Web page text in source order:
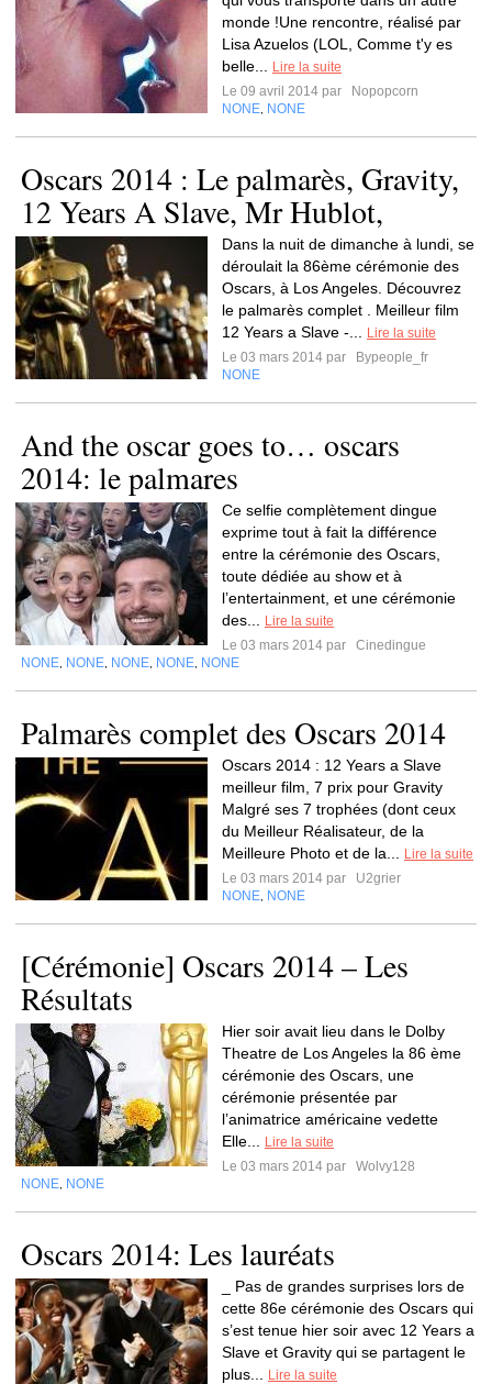
monde !Une rencontre, réalisé par
Lisa Azuelos (LOL, Comme t'y es
belle...
Lire la suite
Le 09 avril 2014 par
Nopopcorn
NONE NONE
Oscars 2014 : Le palmarès, Gravity,
12 Years A Slave, Mr Hublot,
Dans la nuit de dimanche à lundi, se
déroulait la 86ème cérémonie des
Oscars, à Los Angeles. Découvrez
le palmarès complet . Meilleur film
12 Years a Slave -...
Lire la suite
Le 03 mars 2014 par
Bypeople_fr
NONE
And the oscar goes to… oscars
2014: le palmares
Ce selfie complètement dingue
exprime tout à fait la différence
entre la cérémonie des Oscars,
toute dédiée au show et à
l’entertainment, et une cérémonie
des...
Lire la suite
Le 03 mars 2014 par
Cinedingue
NONE NONE NONE NONE NONE
Palmarès complet des Oscars 2014
Oscars 2014 : 12 Years a Slave
meilleur film, 7 prix pour Gravity
Malgré ses 7 trophées (dont ceux
du Meilleur Réalisateur, de la
Meilleure Photo et de la...
Lire la suite
Le 03 mars 2014 par
U2grier
NONE NONE
[Cérémonie] Oscars 2014 – Les
Résultats
Hier soir avait lieu dans le Dolby
Theatre de Los Angeles la 86 ème
cérémonie des Oscars, une
cérémonie présentée par
l’animatrice américaine vedette
Elle...
Lire la suite
Le 03 mars 2014 par
Wolvy128
NONE NONE
Oscars 2014: Les lauréats
_ Pas de grandes surprises lors de
cette 86e cérémonie des Oscars qui
s’est tenue hier soir avec 12 Years a
Slave et Gravity qui se partagent le
plus...
Lire la suite